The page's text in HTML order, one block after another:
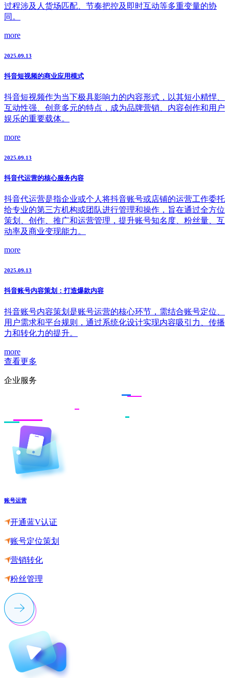
过程涉及人货场匹配、节奏把控及即时互动等多重变量的协
同。
more
2025.09.13
抖音短视频的商业应用模式
抖音短视频作为当下极具影响力的内容形式，以其短小精悍、
互动性强、创意多元的特点，成为品牌营销、内容创作和用户
娱乐的重要载体。
more
2025.09.13
抖音代运营的核心服务内容
抖音代运营是指企业或个人将抖音账号或店铺的运营工作委托
给专业的第三方机构或团队进行管理和操作，旨在通过全方位
策划、创作、推广和运营管理，提升账号知名度、粉丝量、互
动率及商业变现能力。
more
2025.09.13
抖音账号内容策划：打造爆款内容
抖音账号内容策划是账号运营的核心环节，需结合账号定位、
用户需求和平台规则，通过系统化设计实现内容吸引力、传播
力和转化力的提升。
more
查看更多
企业服务
账号运营
开通蓝V认证
账号定位策划
营销转化
粉丝管理